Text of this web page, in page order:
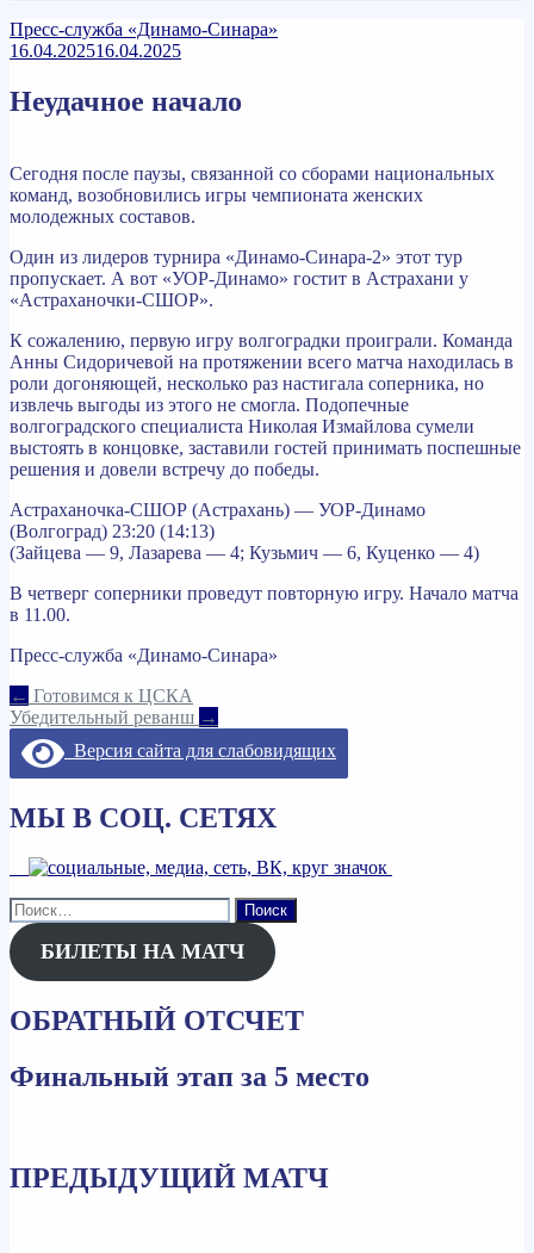
Пресс-служба «Динамо-Синара»
16.04.202516.04.2025
Неудачное начало
Сегодня после паузы, связанной со сборами национальных
команд, возобновились игры чемпионата женских
молодежных составов.
Один из лидеров турнира «Динамо-Синара-2» этот тур
пропускает. А вот «УОР-Динамо» гостит в Астрахани у
«Астраханочки-СШОР».
К сожалению, первую игру волгоградки проиграли. Команда
Анны Сидоричевой на протяжении всего матча находилась в
роли догоняющей, несколько раз настигала соперника, но
извлечь выгоды из этого не смогла. Подопечные
волгоградского специалиста Николая Измайлова сумели
выстоять в концовке, заставили гостей принимать поспешные
решения и довели встречу до победы.
Астраханочка-СШОР (Астрахань) — УОР-Динамо
(Волгоград) 23:20 (14:13)
(Зайцева — 9, Лазарева — 4; Кузьмич — 6, Куценко — 4)
В четверг соперники проведут повторную игру. Начало матча
в 11.00.
Пресс-служба «Динамо-Синара»
Навигация
по
записям
← Готовимся к ЦСКА
Убедительный реванш →
Версия сайта для слабовидящих
МЫ В СОЦ. СЕТЯХ
Найти:
БИЛЕТЫ НА МАТЧ
ОБРАТНЫЙ ОТСЧЕТ
Финальный этап за 5 место
ПРЕДЫДУЩИЙ МАТЧ